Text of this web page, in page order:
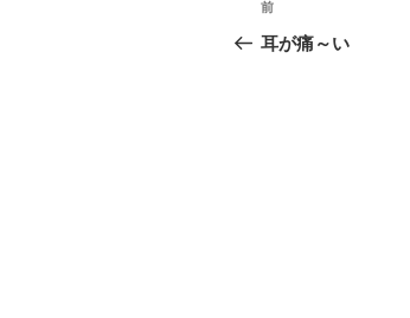
稿
前
の
前
耳が痛～い